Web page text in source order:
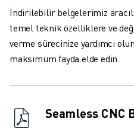
İndirilebilir belgelerimiz
temel teknik özelliklere ve
verme sürecinize yardımcı
maksimum fayda elde edin.
Seamless CNC